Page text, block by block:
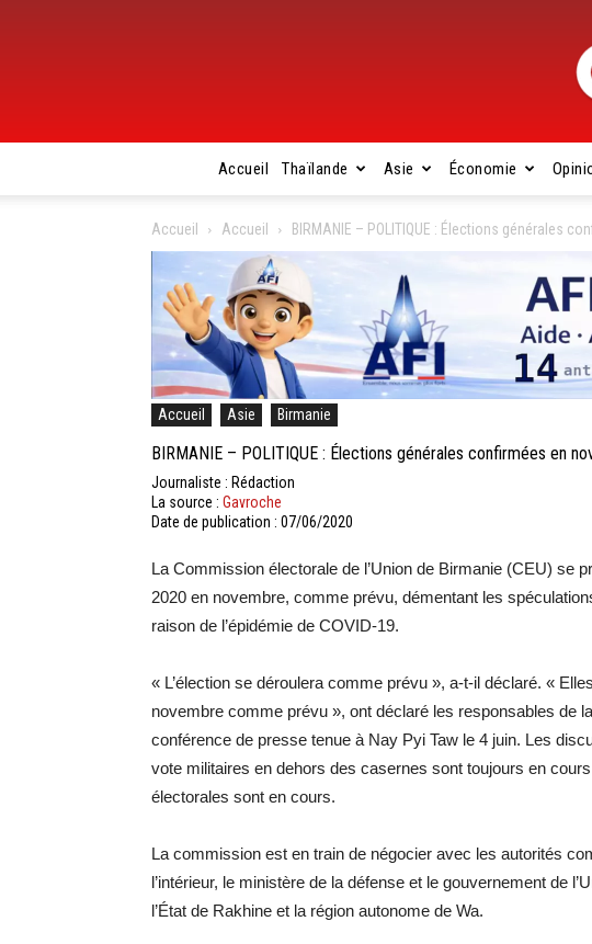
Accueil Thaïlande Asie Économie
Accueil Accueil BIRMANIE – POLITIQUE : Élections générales
Accueil Asie Birmanie
BIRMANIE – POLITIQUE : Élections générales confirmées en
Journaliste : Rédaction
La source : Gavroche
Date de publication : 07/06/2020
La Commission électorale de l’Union de Birmanie (CEU) se
2020 en novembre, comme prévu, démentant les
raison de l’épidémie de COVID-19.
« L’élection se déroulera comme prévu », a-t-il déclaré. «
novembre comme prévu », ont déclaré les responsables de
conférence de presse tenue à Nay Pyi Taw le 4 juin. Les
vote militaires en dehors des casernes sont toujours en
électorales sont en cours.
La commission est en train de négocier avec les autorités
l’intérieur, le ministère de la défense et le gouvernement de
l’État de Rakhine et la région autonome de Wa.